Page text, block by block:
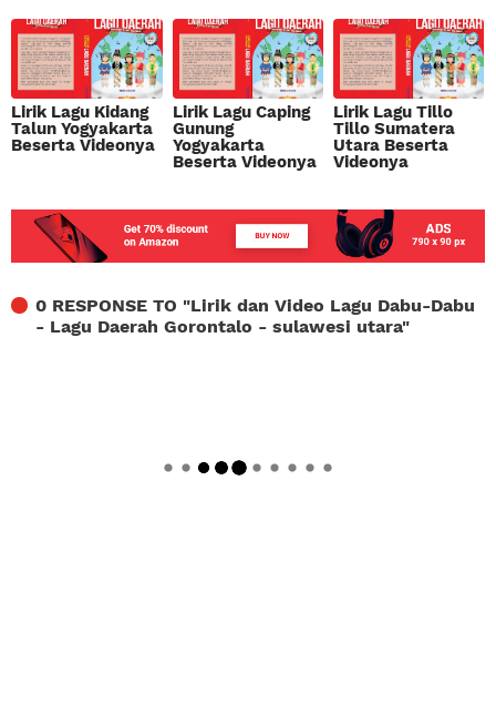
Lirik Lagu Kidang
Talun Yogyakarta
Beserta Videonya
Lirik Lagu Caping
Gunung
Yogyakarta
Beserta Videonya
Lirik Lagu Tillo
Tillo Sumatera
Utara Beserta
Videonya
0 RESPONSE TO "Lirik dan Video Lagu Dabu-Dabu
- Lagu Daerah Gorontalo - sulawesi utara"